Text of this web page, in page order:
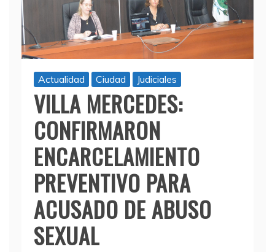
Actualidad Ciudad Judiciales
VILLA MERCEDES:
CONFIRMARON
ENCARCELAMIENTO
PREVENTIVO PARA
ACUSADO DE ABUSO
SEXUAL